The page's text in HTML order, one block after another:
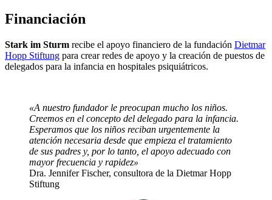
Financiación
Stark im Sturm recibe el apoyo financiero de la fundación Dietmar
Hopp Stiftung para crear redes de apoyo y la creación de puestos de
delegados para la infancia en hospitales psiquiátricos.
«A nuestro fundador le preocupan mucho los niños.
Creemos en el concepto del delegado para la infancia.
Esperamos que los niños reciban urgentemente la
atención necesaria desde que empieza el tratamiento
de sus padres y, por lo tanto, el apoyo adecuado con
mayor frecuencia y rapidez»
Dra. Jennifer Fischer, consultora de la Dietmar Hopp
Stiftung